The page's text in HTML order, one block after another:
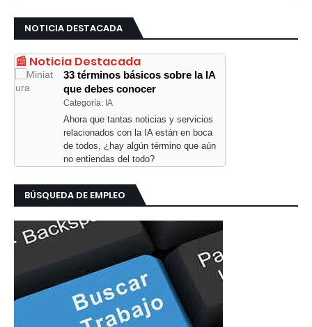
NOTICIA DESTACADA
📰 Noticia Destacada
33 términos básicos sobre la IA
que debes conocer
Categoría: IA
Ahora que tantas noticias y servicios
relacionados con la IA están en boca
de todos, ¿hay algún término que aún
no entiendas del todo?
BÚSQUEDA DE EMPLEO